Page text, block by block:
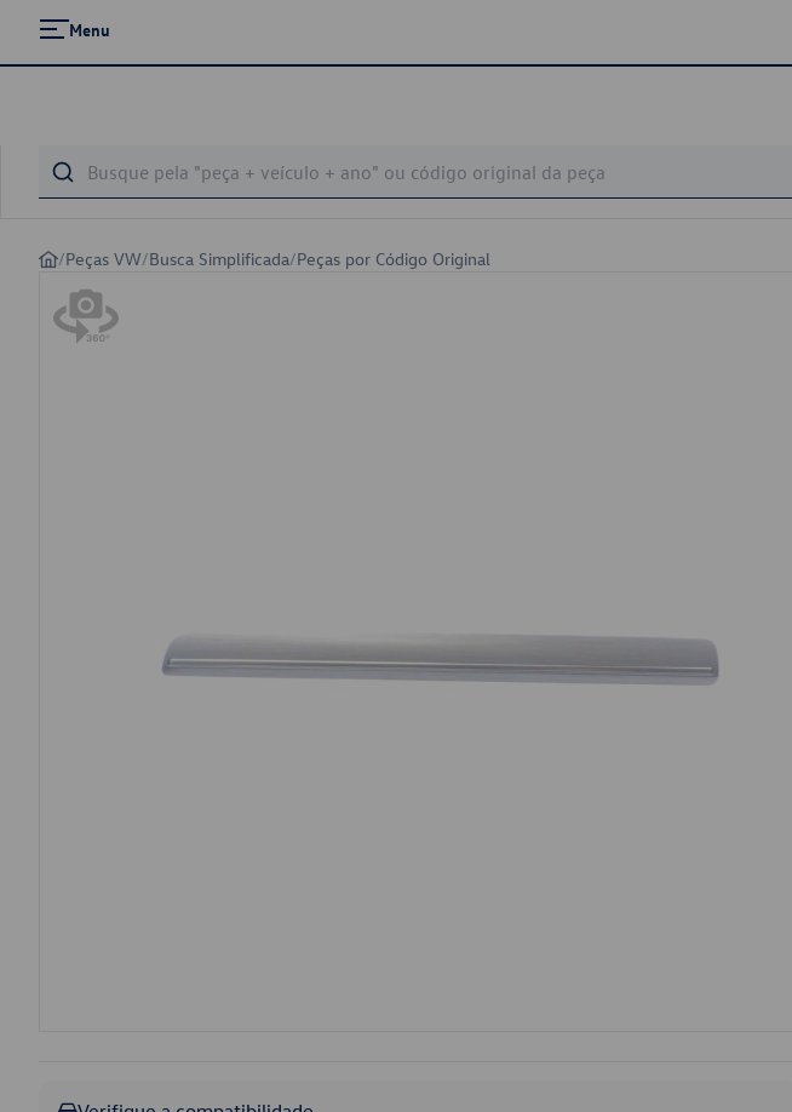
Menu
/Peças VW/Busca Simplificada/Peças por Código Original